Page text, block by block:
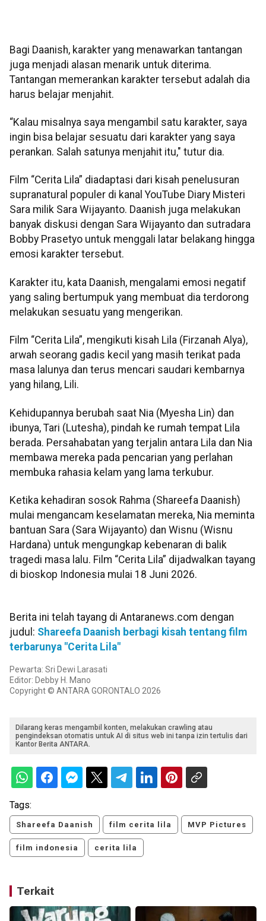
Bagi Daanish, karakter yang menawarkan tantangan
juga menjadi alasan menarik untuk diterima.
Tantangan memerankan karakter tersebut adalah dia
harus belajar menjahit.
“Kalau misalnya saya mengambil satu karakter, saya
ingin bisa belajar sesuatu dari karakter yang saya
perankan. Salah satunya menjahit itu," tutur dia.
Film “Cerita Lila” diadaptasi dari kisah penelusuran
supranatural populer di kanal YouTube Diary Misteri
Sara milik Sara Wijayanto. Daanish juga melakukan
banyak diskusi dengan Sara Wijayanto dan sutradara
Bobby Prasetyo untuk menggali latar belakang hingga
emosi karakter tersebut.
Karakter itu, kata Daanish, mengalami emosi negatif
yang saling bertumpuk yang membuat dia terdorong
melakukan sesuatu yang mengerikan.
Film “Cerita Lila”, mengikuti kisah Lila (Firzanah Alya),
arwah seorang gadis kecil yang masih terikat pada
masa lalunya dan terus mencari saudari kembarnya
yang hilang, Lili.
Kehidupannya berubah saat Nia (Myesha Lin) dan
ibunya, Tari (Lutesha), pindah ke rumah tempat Lila
berada. Persahabatan yang terjalin antara Lila dan Nia
membawa mereka pada pencarian yang perlahan
membuka rahasia kelam yang lama terkubur.
Ketika kehadiran sosok Rahma (Shareefa Daanish)
mulai mengancam keselamatan mereka, Nia meminta
bantuan Sara (Sara Wijayanto) dan Wisnu (Wisnu
Hardana) untuk mengungkap kebenaran di balik
tragedi masa lalu. Film “Cerita Lila” dijadwalkan tayang
di bioskop Indonesia mulai 18 Juni 2026.
Berita ini telah tayang di Antaranews.com dengan
judul: Shareefa Daanish berbagi kisah tentang film
terbarunya "Cerita Lila"
Pewarta: Sri Dewi Larasati
Editor: Debby H. Mano
Copyright © ANTARA GORONTALO 2026
Dilarang keras mengambil konten, melakukan crawling atau
pengindeksan otomatis untuk AI di situs web ini tanpa izin tertulis dari
Kantor Berita ANTARA.
Tags:
Shareefa Daanish film cerita lila MVP Pictures
film indonesia cerita lila
Terkait